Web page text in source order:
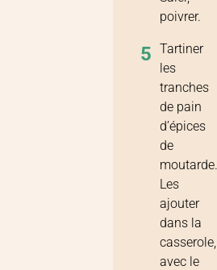
poivrer.
5 Tartiner
les
tranches
de pain
d’épices
de
moutarde.
Les
ajouter
dans la
casserole,
avec le